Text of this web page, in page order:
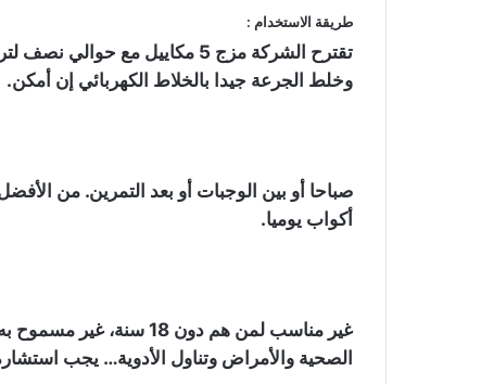
طريقة الاستخدام :
تقترح الشركة مزج 5 مكاييل مع
وخلط الجرعة جيدا بالخلاط الكهربائي إن أمكن.
أكواب يوميا.
غير مناسب لمن هم دون
الصحية والأمراض وتناول الأدوية… يجب